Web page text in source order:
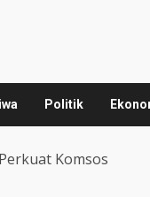
Politik
Komsos